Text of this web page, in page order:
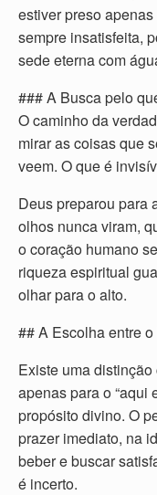
estiver preso
sempre insatisfeita,
sede eterna com
### A Busca pelo
O caminho da
mirar as coisas que
veem. O que é
Deus preparou para
olhos nunca viram,
o coração humano
riqueza espiritual
olhar para o alto.
## A Escolha entre
Existe uma
apenas para o “aqui
propósito divino. O
prazer imediato, na
beber e buscar
é incerto.